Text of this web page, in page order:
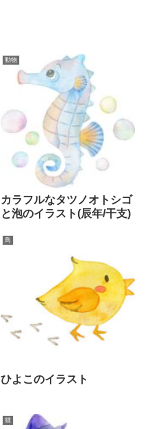
動物
カラフルなタツノオトシゴ
と泡のイラスト(辰年/干支)
鳥
ひよこのイラスト
猫